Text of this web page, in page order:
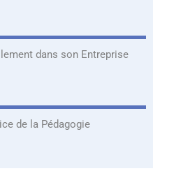
dans son Entreprise
de la Pédagogie